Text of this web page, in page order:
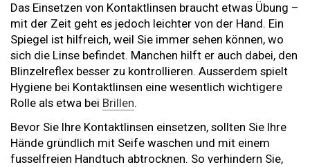
Das Einsetzen von Kontaktlinsen braucht etwas Übung –
mit der Zeit geht es jedoch leichter von der Hand. Ein
Spiegel ist hilfreich, weil Sie immer sehen können, wo
sich die Linse befindet. Manchen hilft er auch dabei, den
Blinzelreflex besser zu kontrollieren. Ausserdem spielt
Hygiene bei Kontaktlinsen eine wesentlich wichtigere
Rolle als etwa bei Brillen.
Bevor Sie Ihre Kontaktlinsen einsetzen, sollten Sie Ihre
Hände gründlich mit Seife waschen und mit einem
fusselfreien Handtuch abtrocknen. So verhindern Sie,